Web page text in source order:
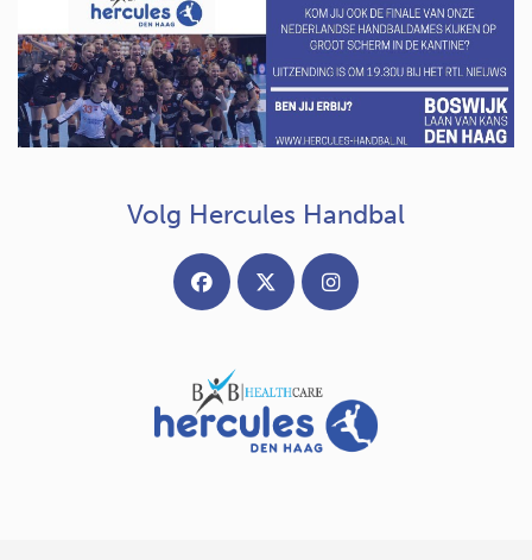
Volg Hercules Handbal